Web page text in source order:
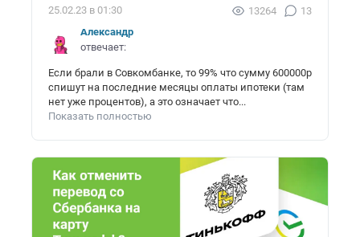
25.02.23 в 01:30 13264
13
Александр
отвечает:
Если брали в Совкомбанке, то 99% что сумму 600000р
спишут на последние месяцы оплаты ипотеки (там
нет уже процентов), а это означает что...
Показать полностью